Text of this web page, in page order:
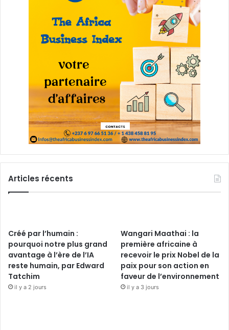
Articles récents
Créé par l’humain :
pourquoi notre plus grand
avantage à l’ère de l’IA
reste humain, par Edward
Tatchim
il y a 2 jours
Wangari Maathai : la
première africaine à
recevoir le prix Nobel de la
paix pour son action en
faveur de l’environnement
il y a 3 jours